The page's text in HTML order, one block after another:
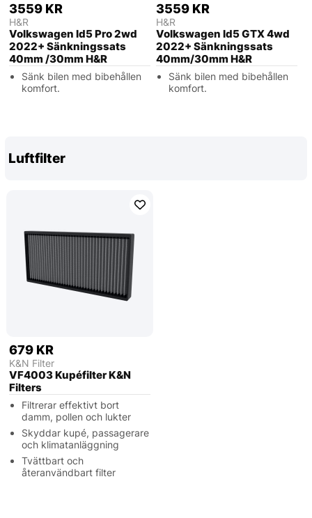
3559 KR
H&R
Volkswagen Id5 Pro 2wd
2022+ Sänkningssats
40mm /30mm H&R
Sänk bilen med bibehållen
komfort.
3559 KR
H&R
Volkswagen Id5 GTX 4wd
2022+ Sänkningssats
40mm/30mm H&R
Sänk bilen med bibehållen
komfort.
Luftfilter
679 KR
K&N Filter
VF4003 Kupéfilter K&N
Filters
Filtrerar effektivt bort
damm, pollen och lukter
Skyddar kupé, passagerare
och klimatanläggning
Tvättbart och
återanvändbart filter